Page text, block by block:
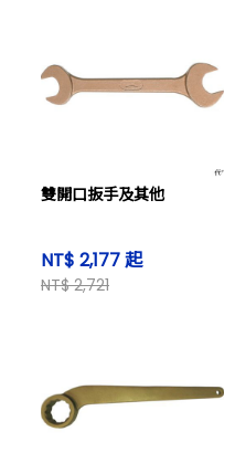
雙開口扳手及其他
NT$ 2,177 起
NT$ 2,721